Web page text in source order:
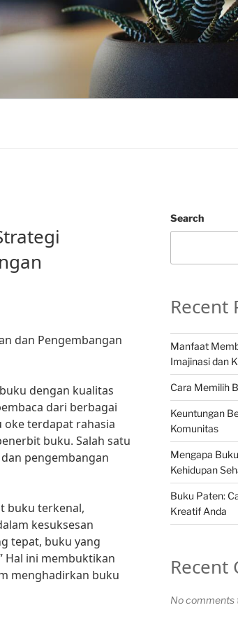
dan Pengembangan
dengan kualitas
dari berbagai
oke terdapat rahasia
buku. Salah satu
pengembangan
buku terkenal,
kesuksesan
tepat, buku yang
Hal ini membuktikan
menghadirkan buku
Search
Recent
Manfaat
Imajinasi dan
Cara Memilih
Keuntungan
Komunitas
Mengapa
Kehidupan
Buku Paten:
Kreatif Anda
Recent
No comments